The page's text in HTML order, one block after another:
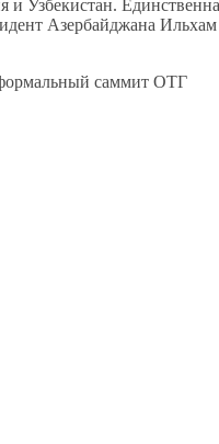
и Узбекистан.
Азербайджана Ильхам
саммит ОТГ